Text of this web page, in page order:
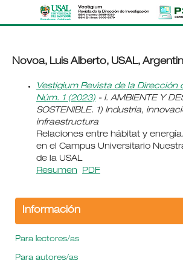
Novoa, Luis Alberto, USAL,
Vestigium Revista de la Dirección
Núm. 1 (2023)- I. AMBIENTE Y
SOSTENIBLE. 1) Industria,
infraestructura
Relaciones entre hábitat y
en el Campus Universitario
de la USAL
Resumen
PDF
Información
Para lectores/as
Para autores/as